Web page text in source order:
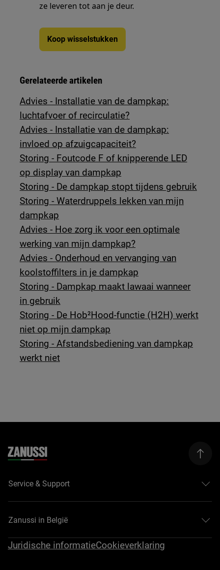
ze leveren tot aan je deur.
Koop wisselstukken
Gerelateerde artikelen
Advies - Installatie van de dampkap:
luchtafvoer of recirculatie?
Advies - Installatie van de dampkap:
invloed op afzuigcapaciteit?
Storing - Foutcode F of knipperende LED
op display van dampkap
Storing - De dampkap stopt tijdens gebruik
Storing - Waterdruppels lekken van mijn
dampkap
Advies - Hoe zorg ik voor een optimale
werking van mijn dampkap?
Advies - Onderhoud en vervanging van
koolstoffilters in je dampkap
Storing - Dampkap maakt lawaai wanneer
in gebruik
Storing - De Hob²Hood-functie (H2H) werkt
niet op mijn dampkap
Storing - Afstandsbediening van dampkap
werkt niet
Service & Support
Zanussi in België
Juridische informatieCookieverklaring